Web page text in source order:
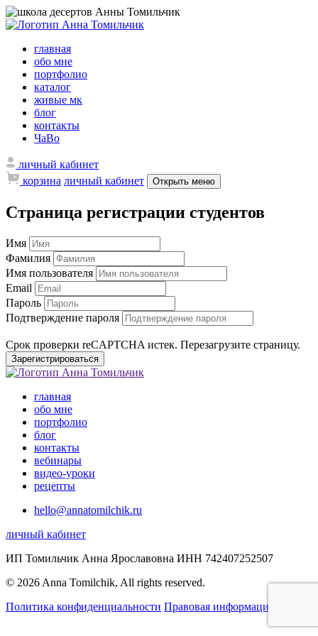
главная
обо мне
портфолио
каталог
живые мк
блог
контакты
ЧаВо
личный кабинет
корзина личный кабинет Открыть меню
Страница регистрации студентов
Имя
Фамилия
Имя пользователя
Email
Пароль
Подтверждение пароля
Срок проверки reCAPTCHA истек. Перезагрузите страницу.
Зарегистрироваться
главная
обо мне
портфолио
блог
контакты
вебинары
видео-уроки
рецепты
hello@annatomilchik.ru
личный кабинет
ИП Томильчик Анна Ярославовна ИНН 742407252507
© 2026 Anna Tomilchik, All rights reserved.
Политика конфиденциальности Правовая информация